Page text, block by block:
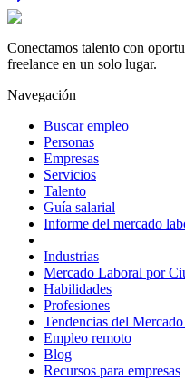
Conectamos talento con
freelance en un solo lugar.
Navegación
Buscar empleo
Personas
Empresas
Servicios
Talento
Guía salarial
Informe del mercado
Industrias
Mercado Laboral por
Habilidades
Profesiones
Tendencias del
Empleo remoto
Blog
Recursos para empresas